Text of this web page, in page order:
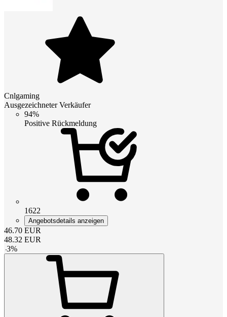
Cnlgaming
Ausgezeichneter Verkäufer
94%
Positive Rückmeldung
1622
Angebotsdetails anzeigen
46.70 EUR
48.32 EUR
-3%